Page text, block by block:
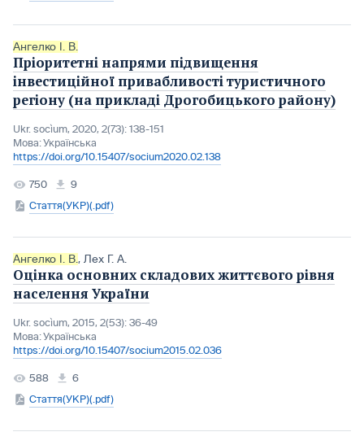
Ангелко І. В.
Пріоритетні напрями підвищення
інвестиційної привабливості туристичного
регіону (на прикладі Дрогобицького району)
Ukr. socìum, 2020, 2(73): 138-151
Мова:Українська
https://doi.org/10.15407/socium2020.02.138
750
9
Стаття(УКР)(.pdf)
Ангелко І. В. , Лех Г. А.
Оцінка основних складових життєвого рівня
населення України
Ukr. socìum, 2015, 2(53): 36-49
Мова:Українська
https://doi.org/10.15407/socium2015.02.036
588
6
Стаття(УКР)(.pdf)